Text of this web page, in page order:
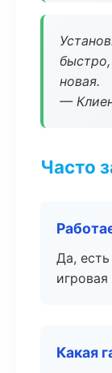
быстро,
новая.
—
Часто
Да,
Какая